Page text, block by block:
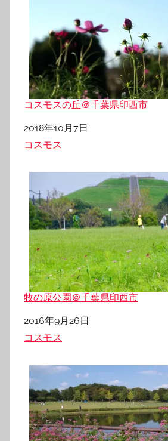
コスモスの丘＠千葉県印西市
日付
2018年10月7日
関連理由
コスモス
牧の原公園＠千葉県印西市
日付
2016年9月26日
関連理由
コスモス